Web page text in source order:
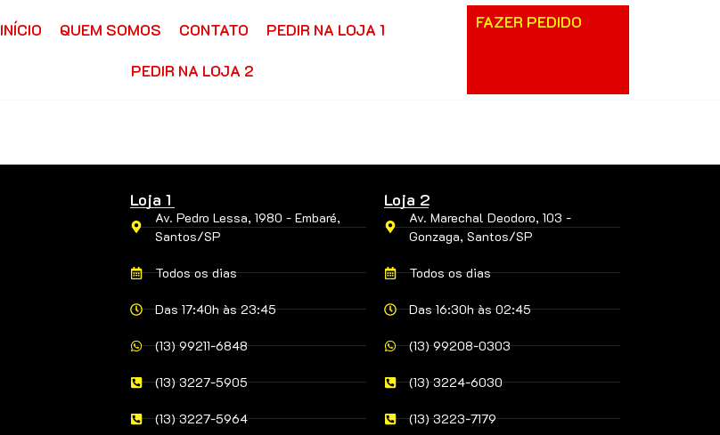
INÍCIO QUEM SOMOS CONTATO PEDIR NA LOJA 1
PEDIR NA LOJA 2
FAZER PEDIDO
Loja 1
Av. Pedro Lessa, 1980 - Embaré,
Santos/SP
Todos os dias
Das 17:40h às 23:45
(13) 99211-6848
(13) 3227-5905
(13) 3227-5964
Loja 2
Av. Marechal Deodoro, 103 -
Gonzaga, Santos/SP
Todos os dias
Das 16:30h às 02:45
(13) 99208-0303
(13) 3224-6030
(13) 3223-7179